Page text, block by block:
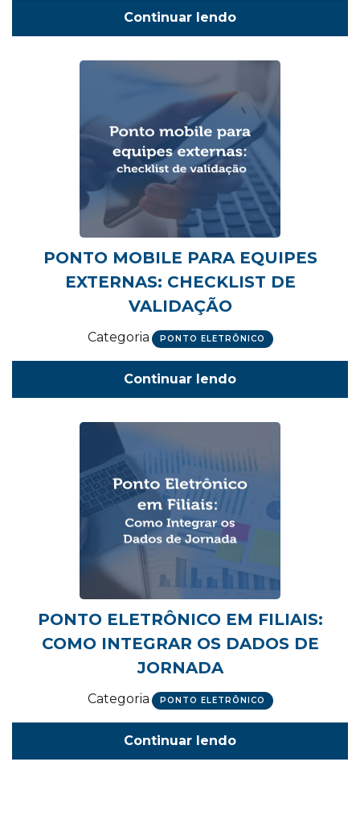
Continuar lendo
PONTO MOBILE PARA EQUIPES
EXTERNAS: CHECKLIST DE
VALIDAÇÃO
Categoria PONTO ELETRÔNICO
Continuar lendo
PONTO ELETRÔNICO EM FILIAIS:
COMO INTEGRAR OS DADOS DE
JORNADA
Categoria PONTO ELETRÔNICO
Continuar lendo